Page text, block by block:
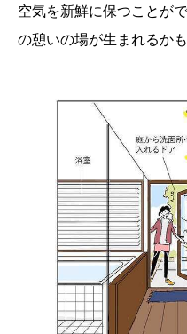
空気を新鮮に保つことが
の憩いの場が生まれるか